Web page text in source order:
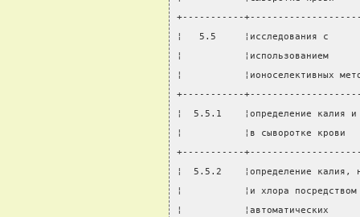
+-----------
¦   5.5
¦
¦
+-----------
¦  5.5.1    ¦определение калия и
¦           ¦в сыворотке
+-----------
¦  5.5.2    ¦определение калия,
¦           ¦и хлора
¦